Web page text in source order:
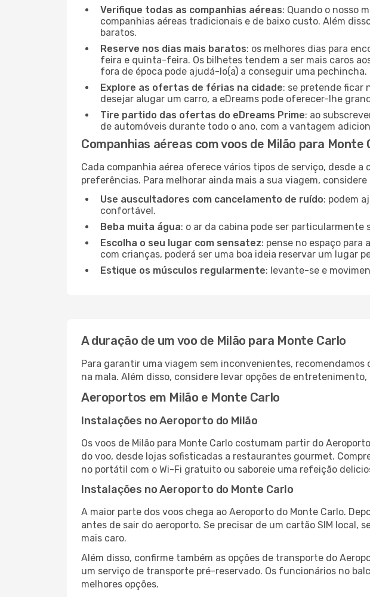
Verifique todas as companhias aéreas: Quando o nosso
companhias aéreas tradicionais e de baixo custo. Além
baratos.
Reserve nos dias mais baratos: os melhores dias para
feira e quinta-feira. Os bilhetes tendem a ser mais caros
fora de época pode ajudá-lo(a) a conseguir uma pechincha.
Explore as ofertas de férias na cidade: se pretende ficar
desejar alugar um carro, a eDreams pode oferecer-lhe
Tire partido das ofertas do eDreams Prime: ao
de automóveis durante todo o ano, com a vantagem
Companhias aéreas com voos de Milão para Monte
Cada companhia aérea oferece vários tipos de serviço, desde
preferências. Para melhorar ainda mais a sua viagem,
Use auscultadores com cancelamento de ruído: podem
confortável.
Beba muita água: o ar da cabina pode ser
Escolha o seu lugar com sensatez: pense no espaço para
com crianças, poderá ser uma boa ideia reservar um lugar
Estique os músculos regularmente: levante-se e
A duração de um voo de Milão para Monte Carlo
Para garantir uma viagem sem inconvenientes,
na mala. Além disso, considere levar opções de
Aeroportos em Milão e Monte Carlo
Instalações no Aeroporto do Milão
Os voos de Milão para Monte Carlo costumam partir do
do voo, desde lojas sofisticadas a restaurantes gourmet.
no portátil com o Wi-Fi gratuito ou saboreie uma refeição
Instalações no Aeroporto do Monte Carlo
A maior parte dos voos chega ao Aeroporto do Monte Carlo.
antes de sair do aeroporto. Se precisar de um cartão SIM local,
mais caro.
Além disso, confirme também as opções de transporte do
um serviço de transporte pré-reservado. Os funcionários no
melhores opções.